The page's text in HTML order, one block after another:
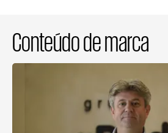
Conteúdo de marca